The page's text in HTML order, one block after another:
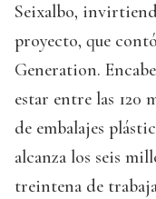
Seixalbo,
proyecto, que
Generation.
estar entre las 120
de embalajes
alcanza los seis
treintena de